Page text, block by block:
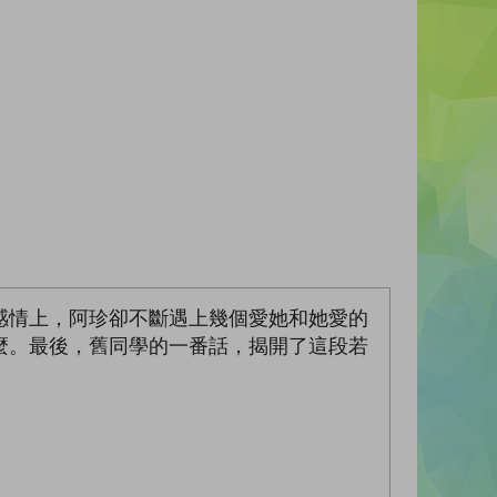
上，阿珍卻不斷遇上幾個愛她和她愛的
最後，舊同學的一番話，揭開了這段若